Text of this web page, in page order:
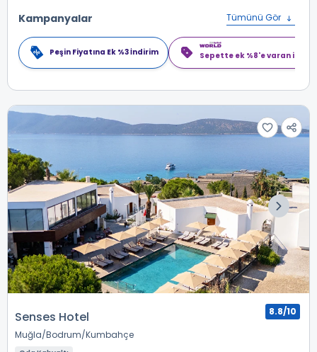
Kampanyalar Tümünü Gör
Peşin Fiyatına Ek %3 İndirim Sepette ek %8'e varan
Senses Hotel
Muğla Bodrum Kumbahçe
8.8/10